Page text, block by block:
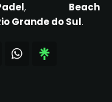
, Beach
Grande do Sul.